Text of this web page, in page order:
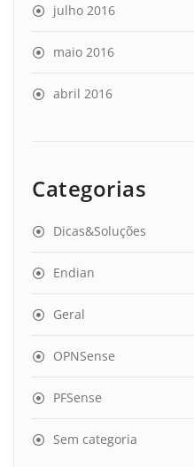
julho 2016
maio 2016
abril 2016
Categorias
Dicas&Soluções
Endian
Geral
OPNSense
PFSense
Sem categoria